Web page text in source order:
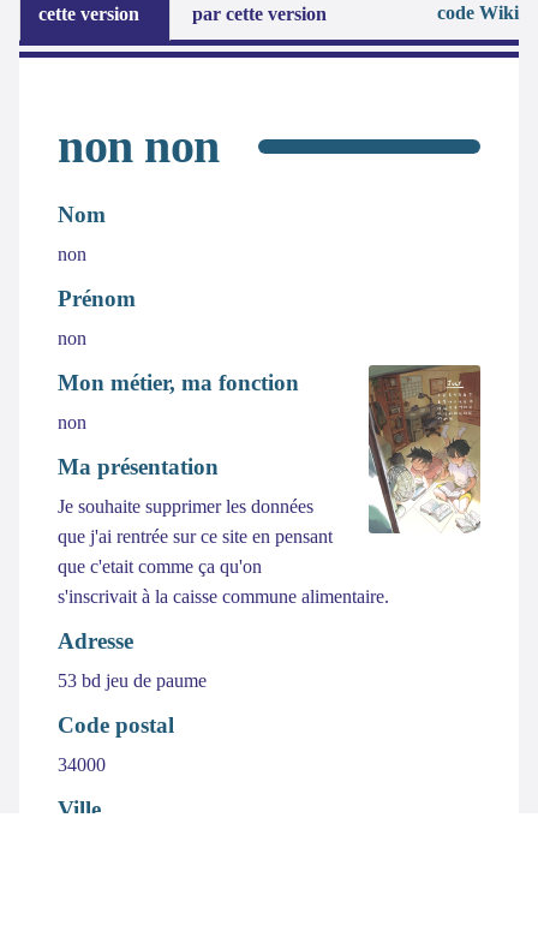
cette version
par cette version
code Wiki
non non
Nom
non
Prénom
non
Mon métier, ma fonction
non
Ma présentation
Je souhaite supprimer les données
que j'ai rentrée sur ce site en pensant
que c'etait comme ça qu'on
s'inscrivait à la caisse commune alimentaire.
Adresse
53 bd jeu de paume
Code postal
34000
Ville